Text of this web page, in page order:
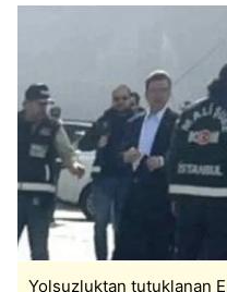
Yolsuzluktan tutuklanan